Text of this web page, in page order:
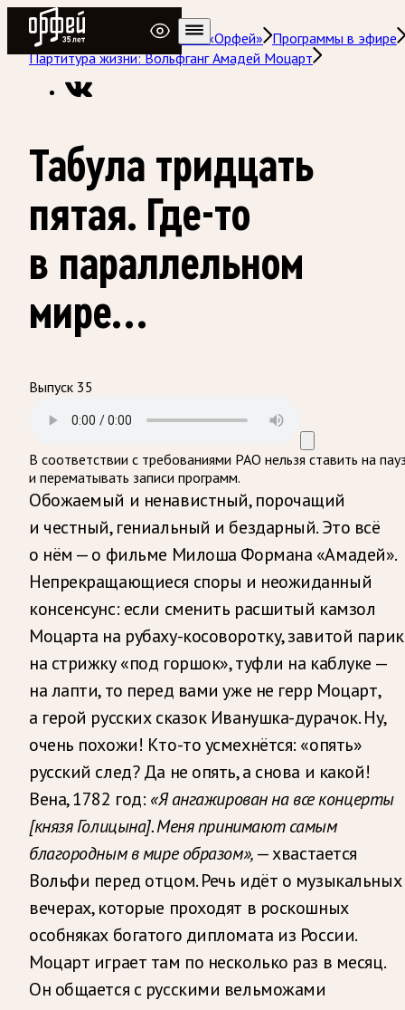
Радио Орфей
Радио классической музыки «Орфей» Программы в эфире
Партитура жизни: Вольфганг Амадей Моцарт
Табула тридцать
пятая. Где-то
в параллельном
мире…
Выпуск 35
В соответствии с требованиями РАО нельзя ставить на
и перематывать записи программ.
Обожаемый и ненавистный, порочащий
и честный, гениальный и бездарный. Это всё
о нём — о фильме Милоша Формана «Амадей».
Непрекращающиеся споры и неожиданный
консенсунс: если сменить расшитый камзол
Моцарта на рубаху-косоворотку, завитой
на стрижку «под горшок», туфли на каблуке —
на лапти, то перед вами уже не герр Моцарт,
а герой русских сказок Иванушка-дурачок. Ну,
очень похожи! Кто-то усмехнётся: «опять»
русский след? Да не опять, а снова и какой!
Вена, 1782 год: «Я ангажирован на все концерты
[князя Голицына]. Меня принимают самым
благородным в мире образом»,— хвастается
Вольфи перед отцом. Речь идёт о музыкальных
вечерах, которые проходят в роскошных
особняках богатого дипломата из России.
Моцарт играет там по несколько раз в месяц.
Он общается с русскими вельможами